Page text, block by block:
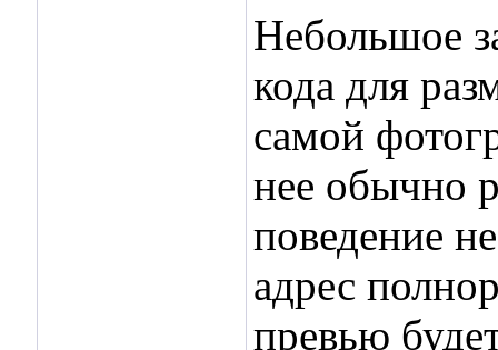
Небольшое
кода для
самой
нее обычно
поведение
адрес
превью